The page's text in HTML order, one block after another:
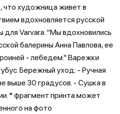
что художница живет в
вдохновляется русской
для Varvara. “Мы вдохновились
балерины Анна Павлова, ее
- лебедем." Варежки
Бережный уход: - Ручная
выше 30 градусов. - Сушка в
* фрагмент принта может
на фото